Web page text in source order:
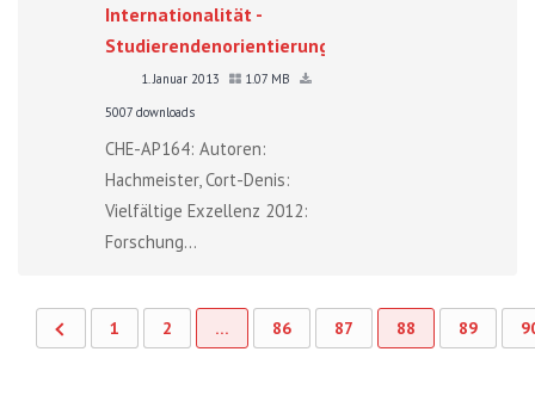
Internationalität -
Studierendenorientierung
1. Januar 2013
1.07 MB
5007 downloads
CHE-AP164: Autoren:
Hachmeister, Cort-Denis:
Vielfältige Exzellenz 2012:
Forschung...
1 2 … 86 87 88 89